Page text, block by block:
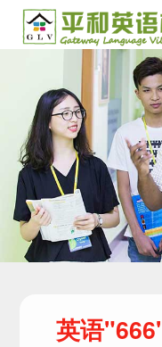
英语